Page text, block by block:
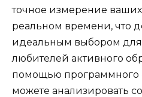
точное измерение ваших
реальном времени, что
идеальным выбором для
любителей активного
помощью программного
можете анализировать